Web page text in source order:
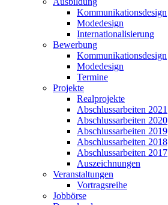
Kommunikationsdesign
Modedesign
Internationalisierung
Bewerbung
Kommunikationsdesign
Modedesign
Termine
Projekte
Realprojekte
Abschlussarbeiten 2021
Abschlussarbeiten 2020
Abschlussarbeiten 2019
Abschlussarbeiten 2018
Abschlussarbeiten 2017
Auszeichnungen
Veranstaltungen
Vortragsreihe
Jobbörse